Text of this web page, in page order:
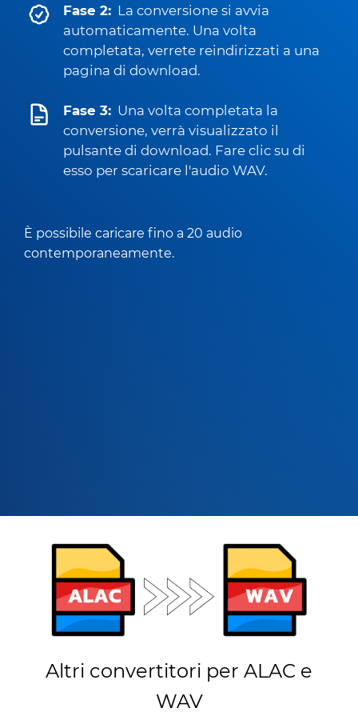
Fase 2: La conversione si avvia
automaticamente. Una volta
completata, verrete reindirizzati a una
pagina di download.
Fase 3: Una volta completata la
conversione, verrà visualizzato il
pulsante di download. Fare clic su di
esso per scaricare l'audio WAV.
È possibile caricare fino a 20 audio
contemporaneamente.
Altri convertitori per ALAC e
WAV